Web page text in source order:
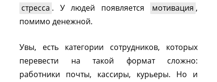
стресса . У людей появляется мотивация ,
помимо денежной.
Увы, есть категории сотрудников, которых
перевести на такой формат сложно:
работники почты, кассиры, курьеры. Но и